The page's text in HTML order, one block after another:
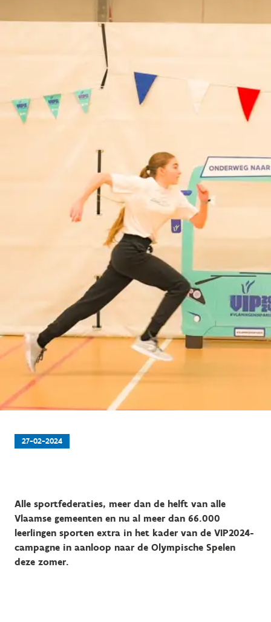
27-02-2024
Alle sportfederaties, meer dan de helft van alle
Vlaamse gemeenten en nu al meer dan 66.000
leerlingen sporten extra in het kader van de VIP2024-
campagne in aanloop naar de Olympische Spelen
deze zomer.